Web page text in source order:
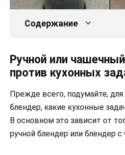
Содержание
Ручной или
против кухонных
Прежде всего, подумайте,
блендер, какие кухонные
В основном это зависит от
ручной блендер или блендер с